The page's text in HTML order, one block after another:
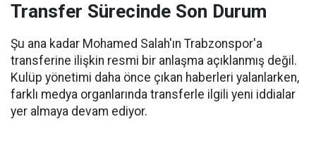
Transfer Sürecinde Son Durum
Şu ana kadar Mohamed Salah'ın Trabzonspor'a
transferine ilişkin resmi bir anlaşma açıklanmış değil.
Kulüp yönetimi daha önce çıkan haberleri yalanlarken,
farklı medya organlarında transferle ilgili yeni iddialar
yer almaya devam ediyor.